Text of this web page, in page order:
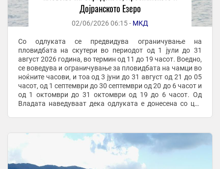
Дојранското Езеро
02/06/2026 06:15 - МКД
Со одлуката се предвидува ограничување на
пловидбата на скутери во периодот од 1 јули до 31
август 2026 година, во термин од 11 до 19 часот. Воедно,
се воведува и ограничување за пловидбата на чамци во
ноќните часови, и тоа од 3 јуни до 31 август од 21 до 05
часот, од 1 септември до 30 септември од 20 до 6 часот и
од 1 октомври до 31 октомври од 19 до 6 часот. Од
Владата наведуваат дека одлуката е донесена со цел